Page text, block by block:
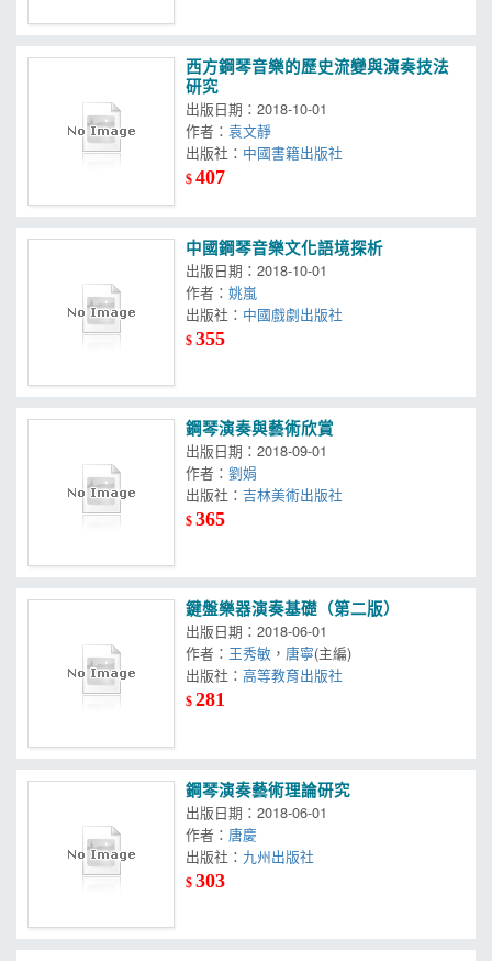
西方鋼琴音樂的歷史流變與演奏技法
研究
出版日期：2018-10-01
作者：袁文靜
出版社： 中國書籍出版社
$407
中國鋼琴音樂文化語境探析
出版日期：2018-10-01
作者：姚嵐
出版社： 中國戲劇出版社
$355
鋼琴演奏與藝術欣賞
出版日期：2018-09-01
作者：劉娟
出版社：吉林美術出版社
$365
鍵盤樂器演奏基礎（第二版）
出版日期：2018-06-01
作者： 王秀敏 ， 唐寧(主編)
出版社：高等教育出版社
$281
鋼琴演奏藝術理論研究
出版日期：2018-06-01
作者： 唐慶
出版社： 九州出版社
$303